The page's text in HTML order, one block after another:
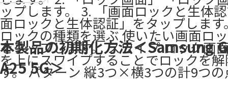
ップします。 3. 「画面ロックと生体
面ロックと生体認証」をタップします
ロックの種類を選ぶ 使いたい画面ロ
をタップします。 スワイプ ロック画
を上にスワイプすることでロックを
す。 パターン 縦3つ×横3つの計9つ
本製品の初期化方法＜Samsung
A25 5G＞